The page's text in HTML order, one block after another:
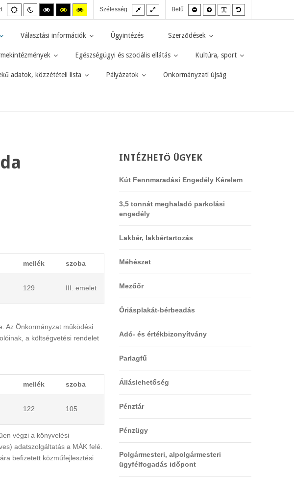
Alapértelmezett
mód
Éjszakai
mód
Magas
kontraszt
mód.
Magas
kontraszt
mód.
Magas
kontraszt
mód.
Szélesség
Fix
elrendezés
Széles
elrendezés
Betű
Kisebb
betűméret
Nagyobb
betűméret
Választási információk Ügyintézés Szerződések
Egészségügyi és szociális ellátás Kultúra, sport
adatok, közzétételi lista Pályázatok Önkormányzati újság
mellék szoba
129 III. emelet
Az Önkormányzat mûködési
a költségvetési rendelet
mellék szoba
122 105
végzi a könyvelési
adatszolgáltatás a MÁK felé.
befizetett közműfejlesztési
INTÉZHETŐ ÜGYEK
Kút Fennmaradási Engedély Kérelem
3,5 tonnát meghaladó parkolási
engedély
Lakbér, lakbértartozás
Méhészet
Mezőőr
Óriásplakát-bérbeadás
Adó- és értékbizonyítvány
Parlagfű
Álláslehetőség
Pénztár
Pénzügy
Polgármesteri, alpolgármesteri
ügyfélfogadás időpont